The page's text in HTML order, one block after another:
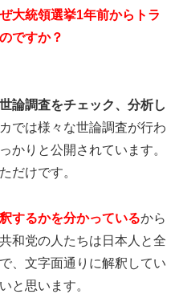
大統領選挙1年前からトラ
ですか？
論調査をチェック、分析し
では様々な世論調査が行わ
かりと公開されています。
だけです。
するかを分かっているから
和党の人たちは日本人と全
、文字面通りに解釈してい
と思います。